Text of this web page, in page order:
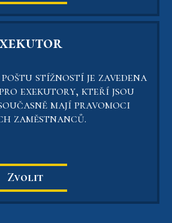
stížností je zavedena
exekutory, kteří jsou
mají pravomoci
zaměstnanců.
Zvolit